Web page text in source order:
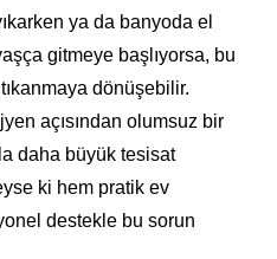
ya da banyoda el
gitmeye başlıyorsa, bu
dönüşebilir.
açısından olumsuz bir
daha büyük tesisat
ki hem pratik ev
destekle bu sorun